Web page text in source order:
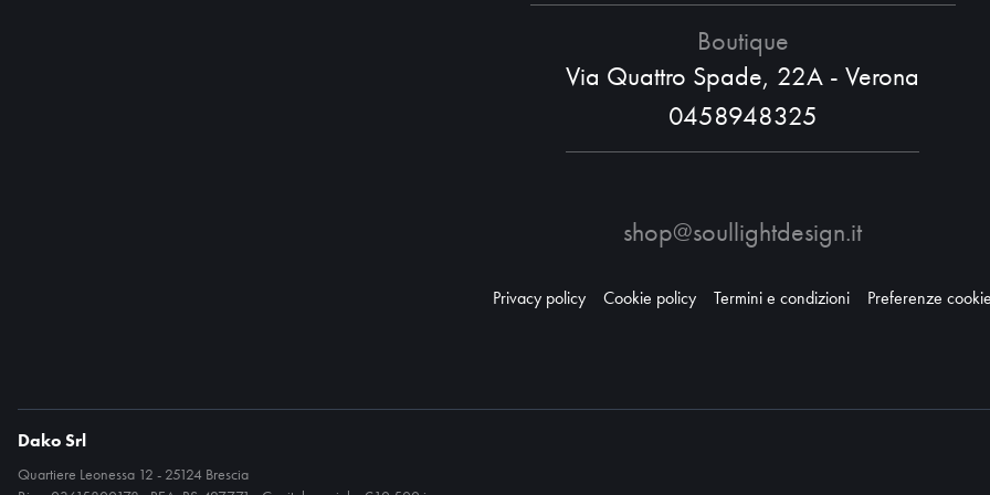
Boutique
Via Quattro Spade, 22A - Verona
0458948325
shop@soullightdesign.it
Privacy policy Cookie policy Termini e condizioni Preferenze
Dako Srl
Quartiere Leonessa 12 - 25124 Brescia